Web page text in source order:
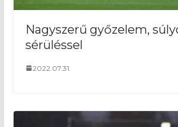
Nagyszerű győzelem,
sérüléssel
2022.07.31.